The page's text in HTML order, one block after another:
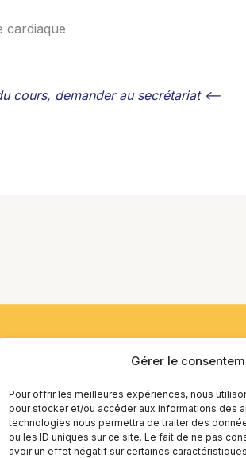
Gérer le
Pour offrir les meilleures expériences, nous
pour stocker et/ou accéder aux informations des
technologies nous permettra de traiter des
ou les ID uniques sur ce site. Le fait de ne pas
avoir un effet négatif sur certaines
cardiaque
cours, demander au secrétariat <--